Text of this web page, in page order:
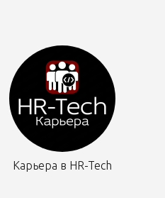
Карьера в HR-Tech